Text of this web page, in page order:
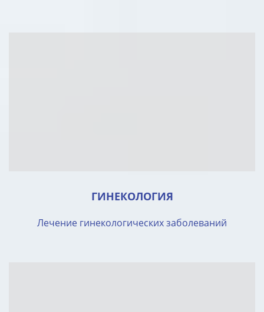
ГИНЕКОЛОГИЯ
Лечение гинекологических заболеваний